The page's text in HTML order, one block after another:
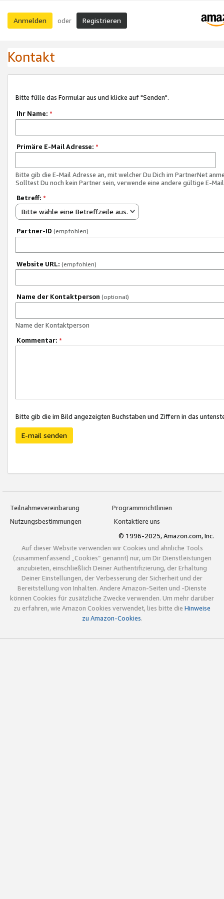
Anmelden oder Registrieren
Kontakt
Bitte fülle das Formular aus und klicke auf "Senden".
Ihr Name: *
Primäre E-Mail Adresse: *
Bitte gib die E-Mail Adresse an, mit welcher Du Dich im PartnerNet
Solltest Du noch kein Partner sein, verwende eine andere gültige E-
Betreff: *
Bitte wähle eine Betreffzeile aus.
Partner-ID (empfohlen)
Website URL: (empfohlen)
Name der Kontaktperson (optional)
Name der Kontaktperson
Kommentar: *
Bitte gib die im Bild angezeigten Buchstaben und Ziffern in das
E-mail senden
Teilnahmevereinbarung
Programmrichtlinien
Nutzungsbestimmungen
Kontaktiere uns
© 1996-2025, Amazon.com, Inc.
Auf dieser Website verwenden wir Cookies und ähnliche Tools
(zusammenfassend „Cookies“ genannt) nur, um Dir Dienstleistungen
anzubieten, einschließlich Deiner Authentifizierung, der Erhaltung
Deiner Einstellungen, der Verbesserung der Sicherheit und der
Bereitstellung von Inhalten. Andere Amazon-Seiten und -Dienste
können Cookies für zusätzliche Zwecke verwenden. Um mehr darüber
zu erfahren, wie Amazon Cookies verwendet, lies bitte die Hinweise
zu Amazon-Cookies.